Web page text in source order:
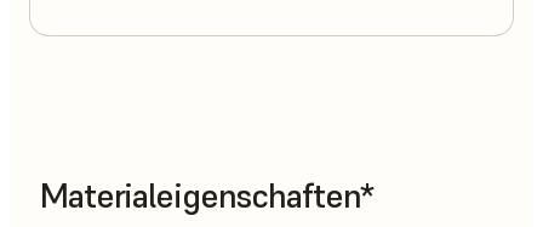
Materialeigenschaften*